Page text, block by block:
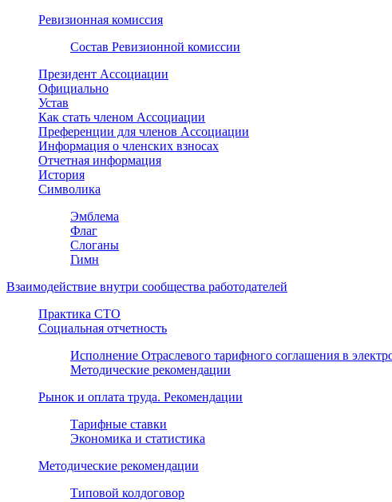
Ревизионная комиссия
Состав Ревизионной комиссии
Президент Ассоциации
Официально
Устав
Как стать членом Ассоциации
Преференции для членов Ассоциации
Информация о членских взносах
Отчетная информация
История
Символика
Эмблема
Флаг
Слоганы
Гимн
Взаимодействие внутри сообщества работодателей
Практика СТО
Социальная отчетность
Исполнение Отраслевого тарифного соглашения в
Методические рекомендации
Рынок и оплата труда. Рекомендации
Тарифные ставки
Экономика и статистика
Методические рекомендации
Типовой колдоговор